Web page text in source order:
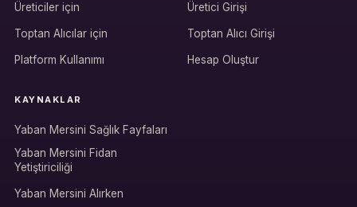
Hesabına giriş yap
Üretici / çiftçi paneli
Üreticiler için
Toptan Alıcılar için
Platform Kullanımı
Üretici Girişi
Toptan Alıcı Girişi
Hesap Oluştur
KAYNAKLAR
Yaban Mersini Sağlık Fayfaları
Yaban Mersini Fidan
Yetiştiriciliği
Yaban Mersini Alırken